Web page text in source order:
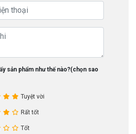
sản phẩm như thế nào?(chọn sao
Tuyệt vời
Rất tốt
Tốt